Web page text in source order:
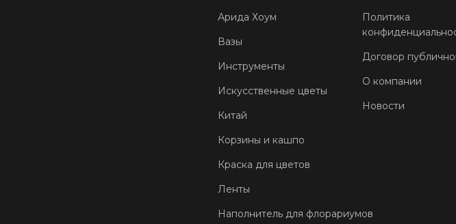
Арида Хоум
Вазы
Инструменты
Искусственные цветы
Китай
Корзины и кашпо
Краска для цветов
Ленты
Наполнитель для флорариумов
Политика
Договор
О компании
Новости